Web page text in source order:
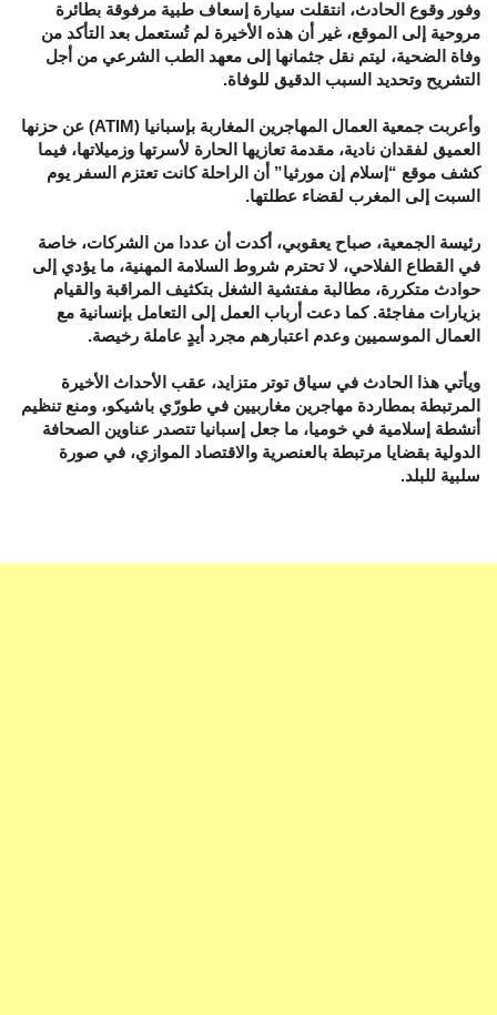
وفور وقوع الحادث، انتقلت سيارة إسعاف طبية مرفوقة بطائرة
مروحية إلى الموقع، غير أن هذه الأخيرة لم تُستعمل بعد التأكد من
وفاة الضحية، ليتم نقل جثمانها إلى معهد الطب الشرعي من أجل
التشريح وتحديد السبب الدقيق للوفاة.
وأعربت جمعية العمال المهاجرين المغاربة بإسبانيا (ATIM) عن حزنها
العميق لفقدان نادية، مقدمة تعازيها الحارة لأسرتها وزميلاتها، فيما
كشف موقع “إسلام إن مورثيا” أن الراحلة كانت تعتزم السفر يوم
السبت إلى المغرب لقضاء عطلتها.
رئيسة الجمعية، صباح يعقوبي، أكدت أن عددا من الشركات، خاصة
في القطاع الفلاحي، لا تحترم شروط السلامة المهنية، ما يؤدي إلى
حوادث متكررة، مطالبة مفتشية الشغل بتكثيف المراقبة والقيام
بزيارات مفاجئة. كما دعت أرباب العمل إلى التعامل بإنسانية مع
العمال الموسميين وعدم اعتبارهم مجرد أيدٍ عاملة رخيصة.
ويأتي هذا الحادث في سياق توتر متزايد، عقب الأحداث الأخيرة
المرتبطة بمطاردة مهاجرين مغاربيين في طورّي باشيكو، ومنع تنظيم
أنشطة إسلامية في خوميا، ما جعل إسبانيا تتصدر عناوين الصحافة
الدولية بقضايا مرتبطة بالعنصرية والاقتصاد الموازي، في صورة
سلبية للبلد.